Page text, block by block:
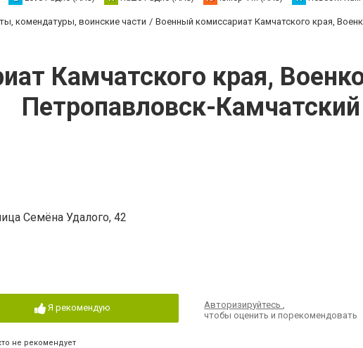
комендатуры, воинские части Военный комиссариат Камчатского края,
Камчатского края,
Петропавловск-Камчатский
Семёна Удалого, 42
Я рекомендую
не рекомендует
Авторизируйтесь,
чтобы оценить и порекомендовать